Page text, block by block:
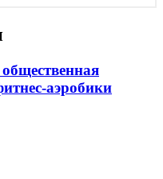
аэробики